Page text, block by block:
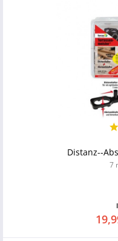
Distanz--
7